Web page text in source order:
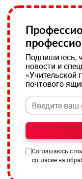
Подпишитесь,
новости и
«Учительской
почтового
Соглашаюсь с
согласие на